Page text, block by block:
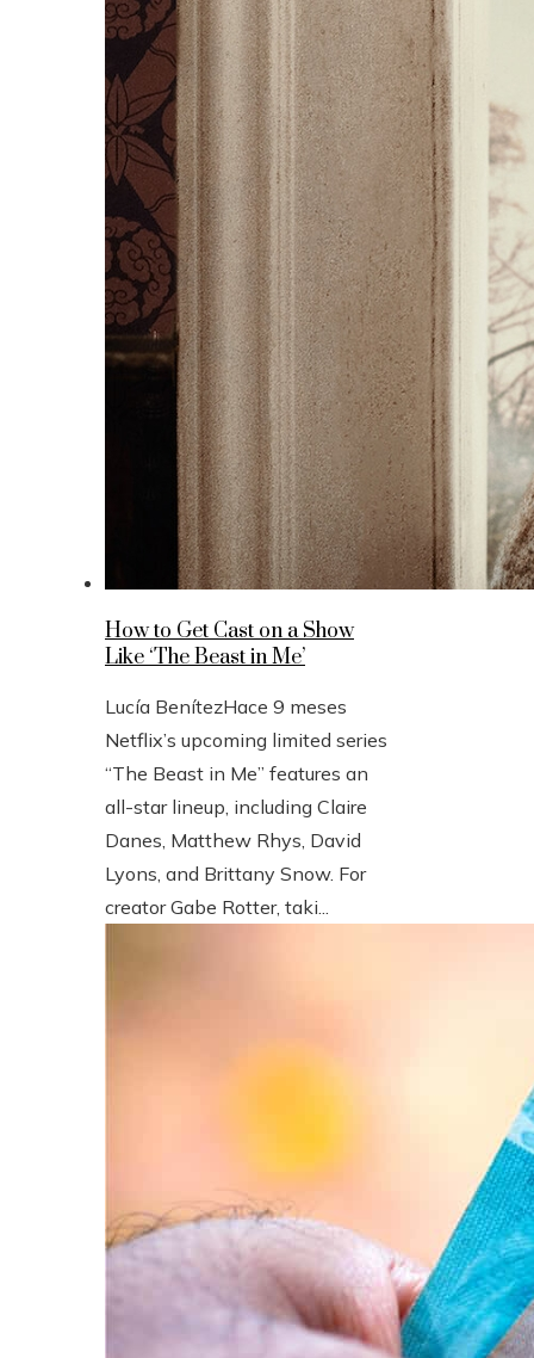
How to Get Cast on a Show
Like ‘The Beast in Me’
Lucía BenítezHace 9 meses
Netflix’s upcoming limited series
“The Beast in Me” features an
all-star lineup, including Claire
Danes, Matthew Rhys, David
Lyons, and Brittany Snow. For
creator Gabe Rotter, taki...